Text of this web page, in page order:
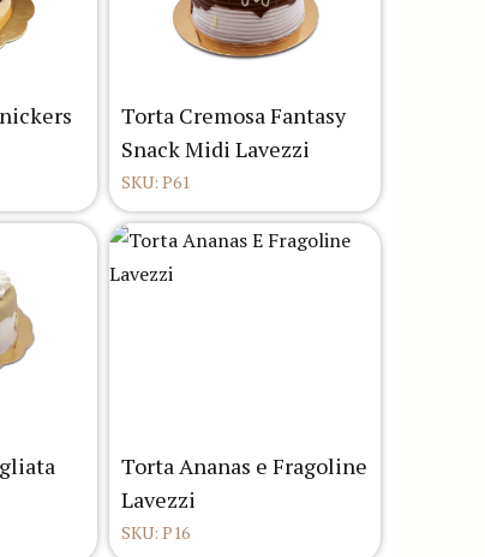
Torta Cremosa Fantasy
Snack Midi Lavezzi
SKU: P61
Torta Ananas e Fragoline
Lavezzi
SKU: P16